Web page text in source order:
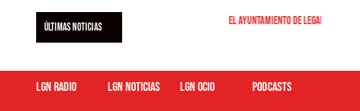
ÚLTIMAS NOTICIAS El Ayuntamiento de Leganés
LGN Radio LGN Noticias LGN ocio podcasts